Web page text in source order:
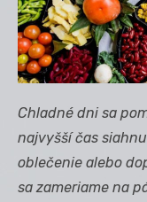
Chladné dni sa
najvyšší čas
oblečenie alebo
sa zameriame na